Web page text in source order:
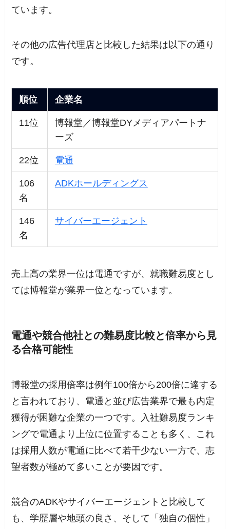
ています。
その他の広告代理店と比較した結果は以下の通り
です。
順位 企業名
11位
博報堂／博報堂DYメディアパートナ
ーズ
22位 電通
106
名
ADKホールディングス
146
名
サイバーエージェント
売上高の業界一位は電通ですが、就職難易度とし
ては博報堂が業界一位となっています。
電通や競合他社との難易度比較と倍率から見
る合格可能性
博報堂の採用倍率は例年100倍から200倍に達する
と言われており、電通と並び広告業界で最も内定
獲得が困難な企業の一つです。入社難易度ランキ
ングで電通より上位に位置することも多く、これ
は採用人数が電通に比べて若干少ない一方で、志
望者数が極めて多いことが要因です。
競合のADKやサイバーエージェントと比較して
も、学歴層や地頭の良さ、そして「独自の個性」